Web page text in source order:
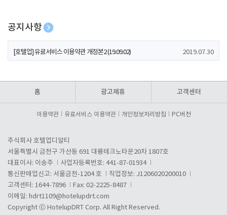
공지사항
[호텔업] 개인정보 처리방침 개정본1 (19.09.02)
[호텔업] 유료서비스 이용약관 개정본2 (19.09.02) 2019.07.30
홈 광고제휴 고객센터
이용약관 유료서비스 이용약관 개인정보처리방침 PC버전
주식회사 호텔업디알티
서울특별시 금천구 가산동 691 대륭테크노타운20차 1807호
대표이사: 이송주
사업자등록번호: 441-87-01934
통신판매업신고: 서울금천-1204 호
직업정보: J1206020200010
고객센터: 1644-7896
Fax: 02-2225-8487
이메일: hdrt1109@hotelupdrt.com
Copyright ⓒ HotelupDRT Corp. All Right Reserved.